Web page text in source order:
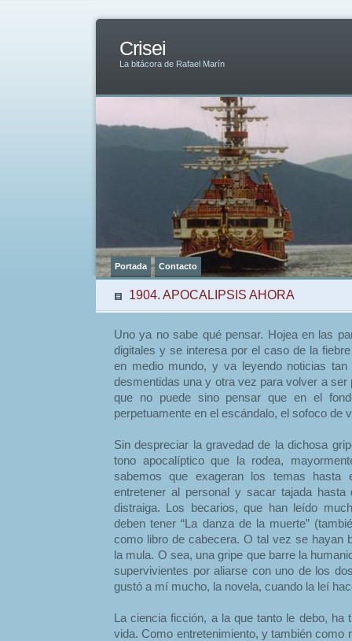
Crisei
La bitácora de Rafael Marín
Portada Contacto
1904. APOCALIPSIS AHORA
Uno ya no sabe qué pensar. Hojea en las
digitales y se interesa por el caso de la
en medio mundo, y va leyendo noticias
desmentidas una y otra vez para volver a
que no puede sino pensar que en el
perpetuamente en el escándalo, el sofoco de
Sin despreciar la gravedad de la dichosa
tono apocalíptico que la rodea,
sabemos que exageran los temas hasta
entretener al personal y sacar tajada
distraiga. Los becarios, que han leído
deben tener “La danza de la muerte”
como libro de cabecera. O tal vez se hayan
la mula. O sea, una gripe que barre la
supervivientes por aliarse con uno de los
gustó a mí mucho, la novela, cuando la leí
La ciencia ficción, a la que tanto le debo, ha
vida. Como entretenimiento, y también como